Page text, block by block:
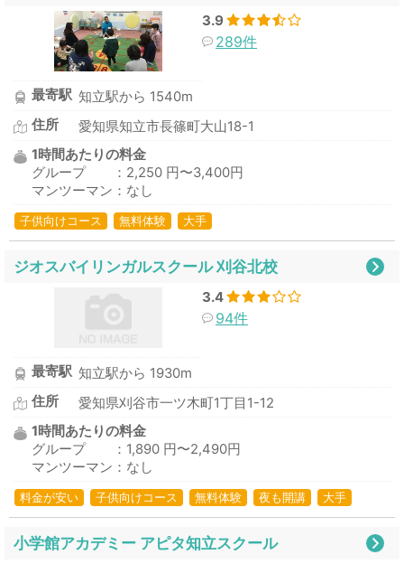
3.9
289件
最寄駅 知立駅から 1540m
住所
愛知県知立市長篠町大山18-1
1時間あたりの料金
グループ ：2,250 円〜3,400円
マンツーマン：なし
子供向けコース 無料体験 大手
ジオスバイリンガルスクール 刈谷北校
3.4
94件
最寄駅 知立駅から 1930m
住所
愛知県刈谷市一ツ木町1丁目1-12
1時間あたりの料金
グループ ：1,890 円〜2,490円
マンツーマン：なし
料金が安い 子供向けコース 無料体験 夜も開講 大手
小学館アカデミー アピタ知立スクール